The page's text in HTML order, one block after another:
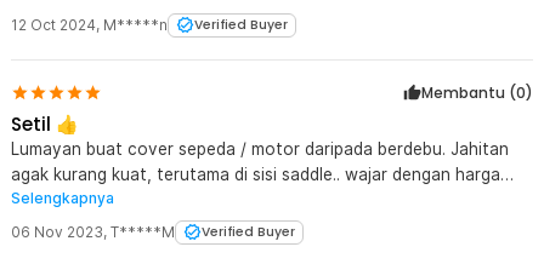
12 Oct 2024, M*****n Verified Buyer
Membantu (0)
Setil 👍
Lumayan buat cover sepeda / motor daripada berdebu. Jahitan
agak kurang kuat, terutama di sisi saddle.. wajar dengan harga
segitu
Selengkapnya
06 Nov 2023, T*****M Verified Buyer